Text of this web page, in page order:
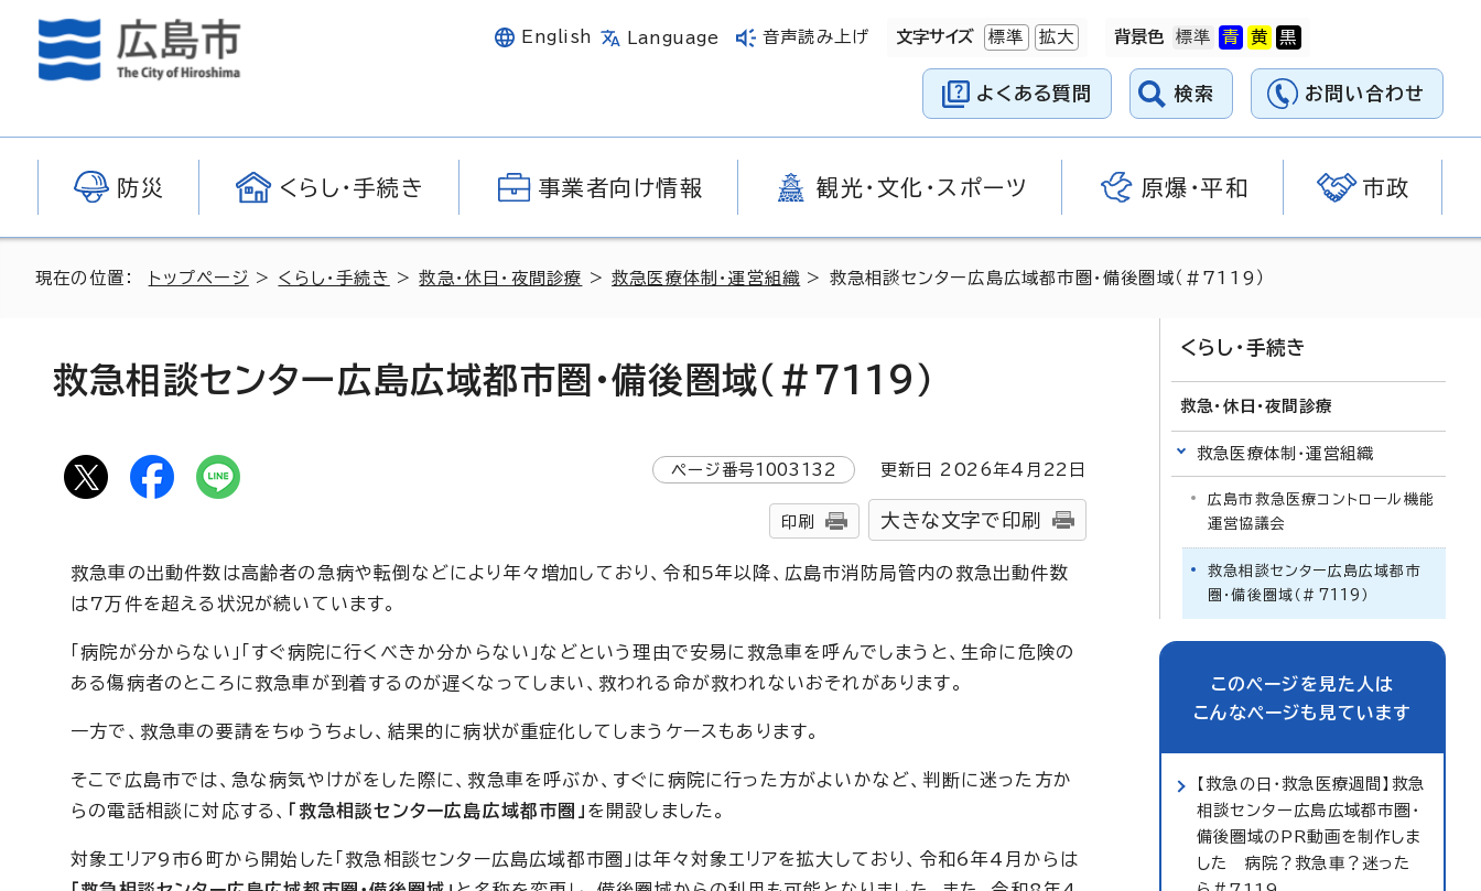
English Language 音声読み上げ 文字サイズ 標準 拡大 背景色
よくある質問 検索 お問い合わせ
防災 くらし・手続き 事業者向け情報 観光・文化・スポーツ 原爆・平和 市政
現在の位置： トップページ > くらし・手続き >救急・休日・夜間診療 >救急医療体制・運営組織 > 救急相談センター広島広域都市圏・備後圏域（＃7119）
救急相談センター広島広域都市圏・備後圏域（＃7119）
ページ番号1003132 更新日 2026年4月 22 日
印刷 大きな文字で印刷
救急車の出動件数は高齢者の急病や転倒などにより年々増加しており、令和5年以降、広島市消防局管内の救急出動件数
は7万件を超える状況が続いています。
「病院が分からない」「すぐ病院に行くべきか分からない」などという理由で安易に救急車を呼んでしまうと、生命に危険の
ある傷病者のところに救急車が到着するのが遅くなってしまい、救われる命が救われないおそれがあります。
一方で、救急車の要請をちゅうちょし、結果的に病状が重症化してしまうケースもあります。
そこで広島市では、急な病気やけがをした際に、救急車を呼ぶか、すぐに病院に行った方がよいかなど、判断に迷った方か
らの電話相談に対応する、
救急相談センター広島広域都市圏」 を開設しました。
対象エリア9市6町から開始した「救急相談センター広島広域都市圏」は年々対象エリアを拡大しており、令和6年4月からは
くらし・手続き
救急・休日・夜間診療
救急医療体制・運営組織
広島市救急医療コントロール機能
運営協議会
救急相談センター広島広域都市
圏・備後圏域（＃7119）
このページを見た人は
こんなページも見ています
【救急の日・救急医療週間】救急
相談センター広島広域都市圏・
備後圏域のPR動画を制作しま
した 病院？救急車？迷った